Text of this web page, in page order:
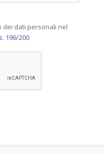
dei dati personali nel
196/200